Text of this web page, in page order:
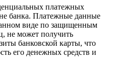
платежных
банка. Платежные данные
виде по защищенным
не может получить
банковской карты, что
его денежных средств и